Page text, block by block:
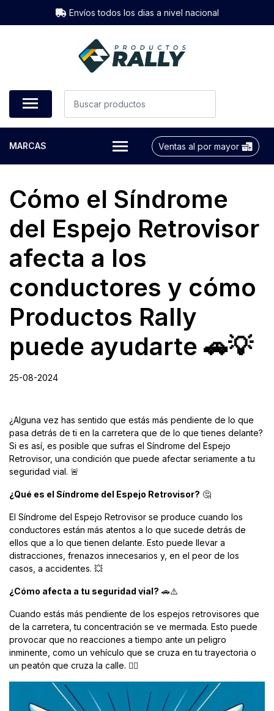
Envíos todos los dias a nivel nacional
MARCAS Ventas al por mayor
Cómo el Síndrome
del Espejo Retrovisor
afecta a los
conductores y cómo
Productos Rally
puede ayudarte 🚗💡
25-08-2024
¿Alguna vez has sentido que estás más pendiente de lo que
pasa detrás de ti en la carretera que de lo que tienes delante?
Si es así, es posible que sufras el Síndrome del Espejo
Retrovisor, una condición que puede afectar seriamente a tu
seguridad vial. 🚨
¿Qué es el Síndrome del Espejo Retrovisor? 🤔
El Síndrome del Espejo Retrovisor se produce cuando los
conductores están más atentos a lo que sucede detrás de
ellos que a lo que tienen delante. Esto puede llevar a
distracciones, frenazos innecesarios y, en el peor de los
casos, a accidentes. 💥
¿Cómo afecta a tu seguridad vial? 🚗⚠️
Cuando estás más pendiente de los espejos retrovisores que
de la carretera, tu concentración se ve mermada. Esto puede
provocar que no reacciones a tiempo ante un peligro
inminente, como un vehículo que se cruza en tu trayectoria o
un peatón que cruza la calle. 🚶‍♂️